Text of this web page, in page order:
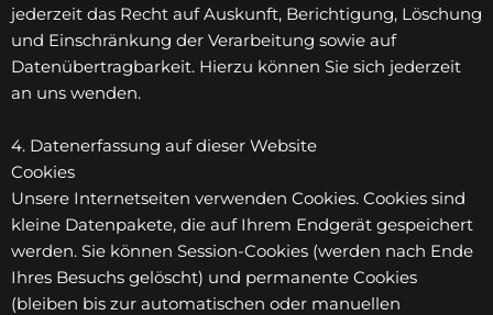
jederzeit das Recht auf Auskunft, Berichtigung, Löschung
und Einschränkung der Verarbeitung sowie auf
Datenübertragbarkeit. Hierzu können Sie sich jederzeit
an uns wenden.
4. Datenerfassung auf dieser Website
Cookies
Unsere Internetseiten verwenden Cookies. Cookies sind
kleine Datenpakete, die auf Ihrem Endgerät gespeichert
werden. Sie können Session-Cookies (werden nach Ende
Ihres Besuchs gelöscht) und permanente Cookies
(bleiben bis zur automatischen oder manuellen